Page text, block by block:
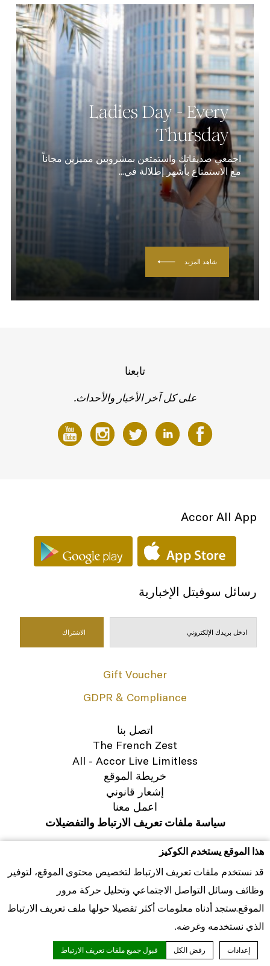
هذا الموقع يستخدم الكوكيز
قد نستخدم ملفات تعريف الارتباط لتخصيص محتوى الموقع، لتوفير
وظائف وسائل التواصل الاجتماعي وتحليل حركة مرور
الموقع.ستجد أدناه معلومات أكثر تفصيلا حولها ملف تعريف الارتباط
الذي نستخدمه وغرضه.
إعدادات رفض الكل قبول جميع ملفات تعريف الارتباط
الاحتياطي الآن
Ladies Day - Every
Thursday
اجمعي صديقاتك واستمتعن بمشروبين مميزين مجاناً
مع الاستمتاع بأشهر إطلالة في...
شاهد المزيد
تابعنا
على كل آخر الأخبار والأحداث.
Accor All App
رسائل سوفيتل الإخبارية
Gift Voucher
GDPR & Compliance
اتصل بنا
The French Zest
All - Accor Live Limitless
خريطة الموقع
إشعار قانوني
اعمل معنا
سياسة ملفات تعريف الارتباط والتفضيلات
SOFITEL DUBAI DOWNTOWN - فندق فاخر - COUPLES ESCAPE
© SOFITEL 2026. رمز الأناقة الفرنسية في فن الضيافة الفاخرة
حول العالم | تصميم الموقع | قارئ الصحافة